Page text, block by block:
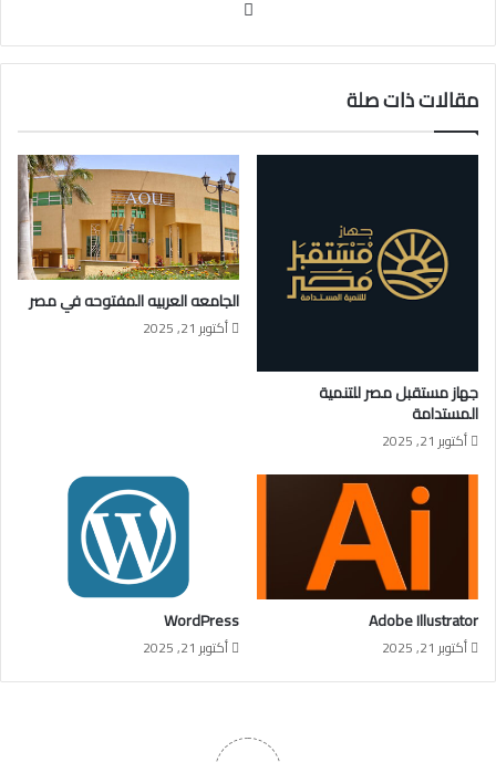
مقالات ذات صلة
جهاز مستقبل مصر للتنمية
المستدامة
أكتوبر 21, 2025
الجامعه العربيه المفتوحه في مصر
أكتوبر 21, 2025
Adobe Illustrator
أكتوبر 21, 2025
WordPress
أكتوبر 21, 2025